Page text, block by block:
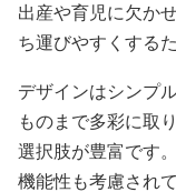
出産や育児に欠か
ち運びやすくする
デザインはシンプ
ものまで多彩に取
選択肢が豊富です。
機能性も考慮され